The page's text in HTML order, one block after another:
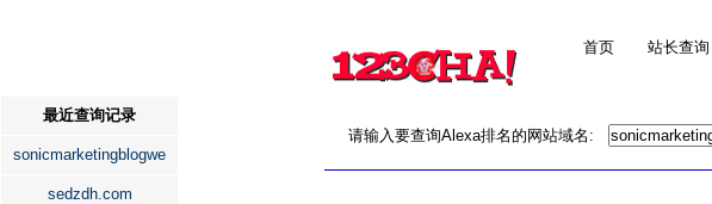
首页 站长查询
最近查询记录
sonicmarketingblogwe
sedzdh.com
请输入要查询Alexa排名的网站域名: